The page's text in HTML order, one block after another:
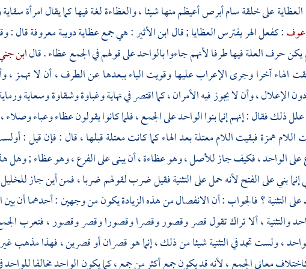
على خلقة سام أبرص أعيظم منها شيئا ، والعظاءة لغة فيها كما يقال امرأة
عوف: كفعل الهر يفترس العظايا ; قالابن الأثير: هي جمع عظاية دويبة معروفة قال :
يكن حرف العلة فيها طرفا لأنهم جاءوا بالواحد على قولهم في الجمع عظاء . قالابن
الهاء آخرا وجرى الإعراب عليها وقويت الياء ببعدها عن الطرف ، أن لا تهمز ،
الإعلال ، وأن لا يجوز فيه الأمران ، كما اقتصر في نهاية وغباوة وشقاوة وسعاية
ذلك فقال : إنهم إنما بنوا الواحد على الجمع ، فلما كانوا يقولون عظاء وعباء وصلاء
اللام همزة فبقيت اللام معتلة بعد الهاء كما كانت معتلة قبلها ، قال : فإن قيل :
على الواحد ، فكيف جاز للأصل ، وهو عظاءة ، أن يبنى على الفرع ، وهو عظاء ; وهل
بني على الفتح لأنه حمل على التثنية فقيل ضرب لقولهم ضربا ، فمن أين جازللخليل
التثنية ؟ فالجواب : أن الانفصال من هذه الزيادة يكون من وجهين : أحدهما أن
والتثنية ، ألا تراك تقول قصر وقصور وقصرا وقصورا وقصر وقصور ، فتعرب
، ولست تجد في التثنية شيئا من ذلك ، إنما هو قصران أو قصرين ، فهذا مذهب